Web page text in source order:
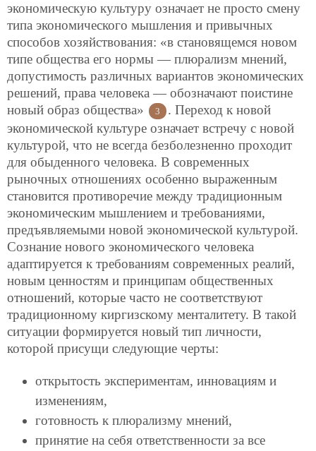
экономическую культуру означает не просто смену
типа экономического мышления и привычных
способов хозяйствования: «в становящемся новом
типе общества его нормы — плюрализм мнений,
допустимость различных вариантов экономических
решений, права человека — обозначают поистине
новый образ общества»
3
. Переход к новой
экономической культуре означает встречу с новой
культурой, что не всегда безболезненно проходит
для обыденного человека. В современных
рыночных отношениях особенно выраженным
становится противоречие между традиционным
экономическим мышлением и требованиями,
предъявляемыми новой экономической культурой.
Сознание нового экономического человека
адаптируется к требованиям современных реалий,
новым ценностям и принципам общественных
отношений, которые часто не соответствуют
традиционному киргизскому менталитету. В такой
ситуации формируется новый тип личности,
которой присущи следующие черты:
открытость экспериментам, инновациям и
изменениям,
готовность к плюрализму мнений,
принятие на себя ответственности за все